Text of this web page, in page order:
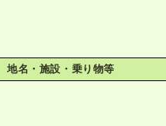
地名・施設・乗り物等